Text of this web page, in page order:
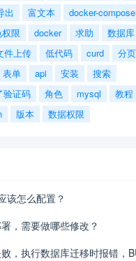
出 富文本 docker-compose
限 docker 求助 数据库
件上传 低代码 curd 分页
表单 api 安装
搜索
验证码
角色 mysql 教程
版本 数据权限
该怎么配置？
，需要做哪些修改？
，执行数据库迁移时报错，